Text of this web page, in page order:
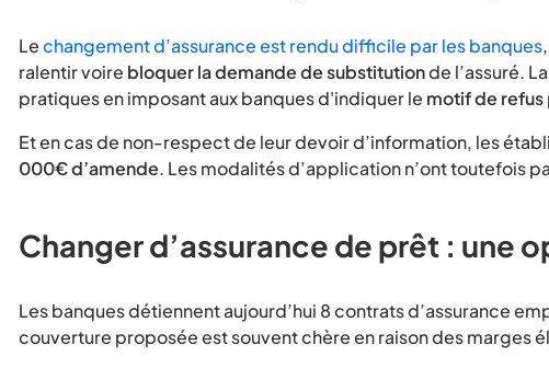
Lechangement d’assurance est rendu difficile par les banques
ralentir voire bloquer la demande de substitutionde l’assuré.
pratiques en imposant aux banques d'indiquer le motif de refus
Et en cas de non-respect de leur devoir d’information, les
000€ d’amende. Les modalités d’application n’ont toutefois
Changer d’assurance de prêt : une
Les banques détiennent aujourd’hui 8 contrats d’assurance
couverture proposée est souvent chère en raison des marges